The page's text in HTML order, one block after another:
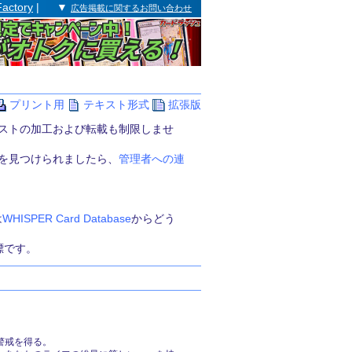
| ▼ 広告掲載に関するお問い合わせ
プリント用 テキスト形式
拡張版
トの加工および転載も制限しませ
つけられましたら、 管理者への連
WHISPER Card Databaseからどう
す。
を得る。